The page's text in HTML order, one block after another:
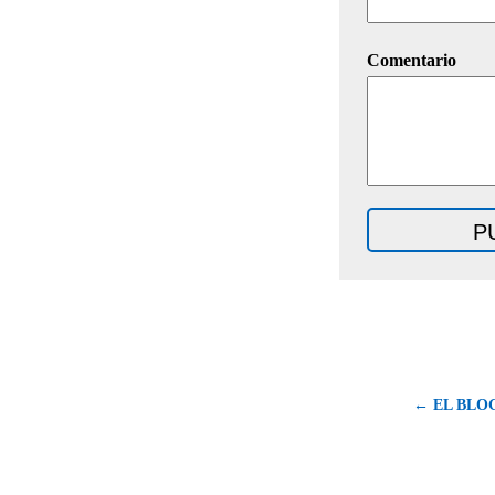
Comentario
← EL